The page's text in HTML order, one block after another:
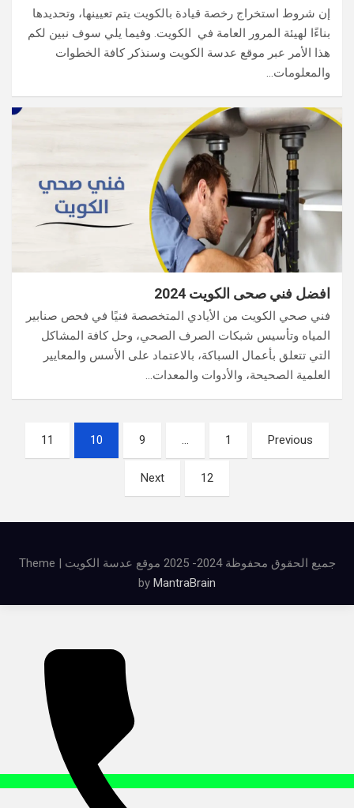
إن شروط استخراج رخصة قيادة بالكويت يتم تعيينها، وتحديدها
بناءًا لهيئة المرور العامة في الكويت. وفيما يلي سوف نبين لكم
هذا الأمر عبر موقع عدسة الكويت وسنذكر كافة الخطوات
والمعلومات…
افضل فني صحى الكويت 2024
فني صحي الكويت من الأيادي المتخصصة فنيًا في فحص صنابير
المياه وتأسيس شبكات الصرف الصحي، وحل كافة المشاكل
التي تتعلق بأعمال السباكة، بالاعتماد على الأسس والمعايير
العلمية الصحيحة، والأدوات والمعدات…
تعدد
صفحات
Previous
1
…
9
10
11
12
Next
جميع الحقوق محفوظة 2024- 2025 موقع عدسة الكويت | Theme
by MantraBrain